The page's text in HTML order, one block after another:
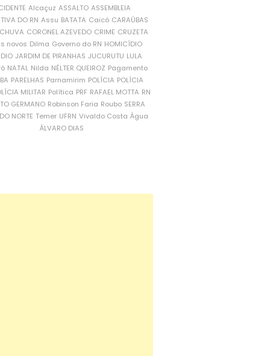
Alcaçuz ASSALTO ASSEMBLEIA
DO RN Assu BATATA Caicó CARAÚBAS
CORONEL AZEVEDO CRIME CRUZETA
novos Dilma Governo do RN HOMICÍDIO
JARDIM DE PIRANHAS JUCURUTU LULA
NATAL Nilda NÉLTER QUEIROZ Pagamento
PARELHAS Parnamirim POLÍCIA POLÍCIA
MILITAR Política PRF RAFAEL MOTTA RN
GERMANO Robinson Faria Roubo SERRA
NORTE Temer UFRN Vivaldo Costa Água
ÁLVARO DIAS